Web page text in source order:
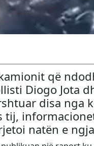
që
Diogo Jota
disa nga
tij,
natën e